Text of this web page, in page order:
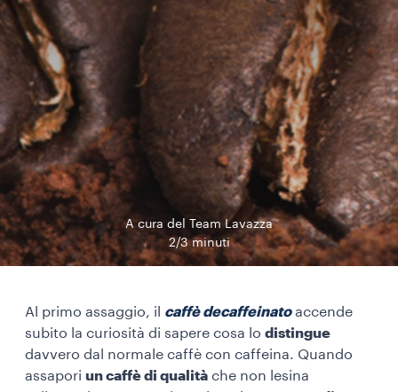
A cura del Team Lavazza
2/3 minuti
Al primo assaggio, il caffè decaffeinatoaccende
subito la curiosità di sapere cosa lo distingue
davvero dal normale caffè con caffeina. Quando
assapori un caffè di qualità che non lesina